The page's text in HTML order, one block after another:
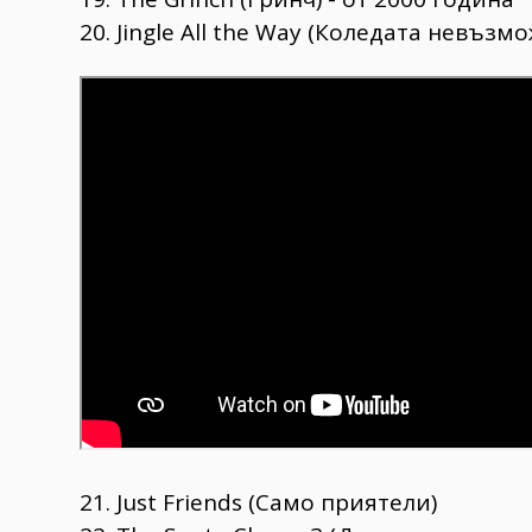
20. Jingle All the Way (Коледата
21. Just Friends (Само приятели)